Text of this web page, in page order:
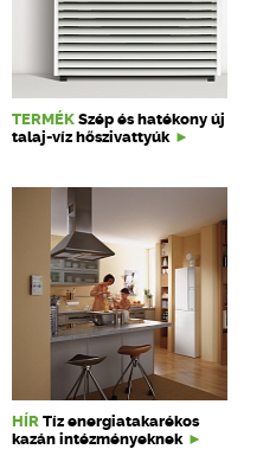
TERMÉK Szép és hatékony új
talaj-víz hőszivattyúk
HÍR Tíz energiatakarékos
kazán intézményeknek